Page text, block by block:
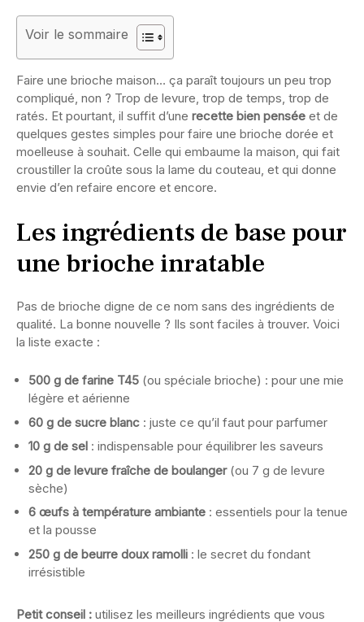
Voir le sommaire
Faire une brioche maison… ça paraît toujours un peu trop
compliqué, non ? Trop de levure, trop de temps, trop de
ratés. Et pourtant, il suffit d’une recette bien pensée et de
quelques gestes simples pour faire une brioche dorée et
moelleuse à souhait. Celle qui embaume la maison, qui fait
croustiller la croûte sous la lame du couteau, et qui donne
envie d’en refaire encore et encore.
Les ingrédients de base pour
une brioche inratable
Pas de brioche digne de ce nom sans des ingrédients de
qualité. La bonne nouvelle ? Ils sont faciles à trouver. Voici
la liste exacte :
500 g de farine T45 (ou spéciale brioche) : pour une mie
légère et aérienne
60 g de sucre blanc : juste ce qu’il faut pour parfumer
10 g de sel : indispensable pour équilibrer les saveurs
20 g de levure fraîche de boulanger(ou 7 g de levure
sèche)
6 œufs à température ambiante : essentiels pour la tenue
et la pousse
250 g de beurre doux ramolli : le secret du fondant
irrésistible
Petit conseil : utilisez les meilleurs ingrédients que vous